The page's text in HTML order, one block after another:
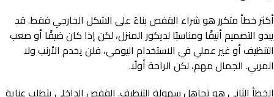
أكثر خطأ متكرر هو شراء القفص بناءً على الشكل الخارجي فقط. قد
يبدو التصميم أنيقًا ومناسبًا لديكور المنزل، لكن إذا كان ضيقًا أو صعب
التنظيف أو غير عملي في الاستخدام اليومي، فلن يخدم الأرنب ولا
المربي. الجمال مهم، لكن الراحة أولًا.
الخطأ الثاني هو تجاهل سهولة التنظيف. القفص الداخلي يتطلب عناية